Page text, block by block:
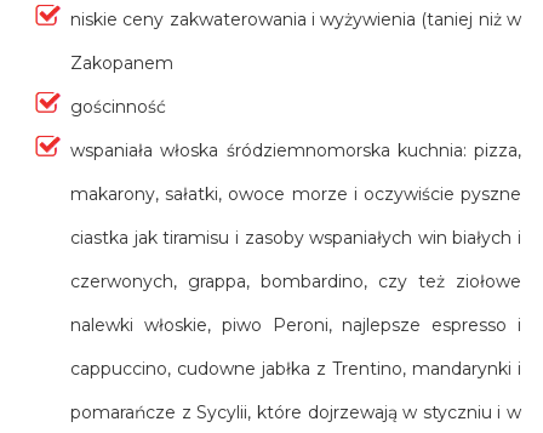
niskie ceny zakwaterowania i wyżywienia (taniej niż w
Zakopanem
gościnność
wspaniała włoska śródziemnomorska kuchnia: pizza,
makarony, sałatki, owoce morze i oczywiście pyszne
ciastka jak tiramisu i zasoby wspaniałych win białych i
czerwonych, grappa, bombardino, czy też ziołowe
nalewki włoskie, piwo Peroni, najlepsze espresso i
cappuccino, cudowne jabłka z Trentino, mandarynki i
pomarańcze z Sycylii, które dojrzewają w styczniu i w